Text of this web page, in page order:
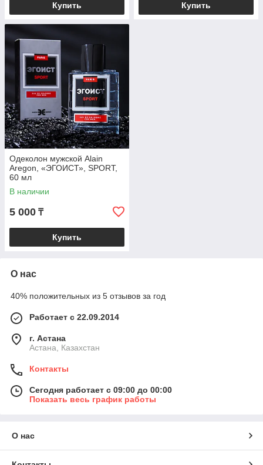
Купить Купить
Одеколон мужской Alain
Aregon, «ЭГОИСТ», SPORT,
60 мл
В наличии
5 000 ₸
Купить
О нас
40% положительных из 5 отзывов за год
Работает с 22.09.2014
г. Астана
Астана, Казахстан
Контакты
Сегодня работает с 09:00 до 00:00
Показать весь график работы
О нас